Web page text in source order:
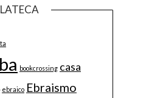
bookcrossing casa
ebraico Ebraismo